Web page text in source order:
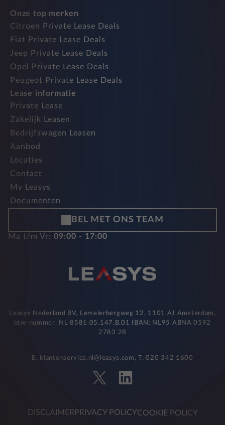
Onze top merken
Citroen Private Lease Deals
Fiat Private Lease Deals
Jeep Private Lease Deals
Opel Private Lease Deals
Peugeot Private Lease Deals
Lease informatie
Private Lease
Zakelijk Leasen
Bedrijfswagen Leasen
Aanbod
Locaties
Contact
My Leasys
Documenten
BEL MET ONS TEAM
Ma t/m Vr: 09:00 - 17:00
Leasys Nederland BV, Lemelerbergweg 12, 1101 AJ Amsterdam,
btw-nummer: NL 8581.05.147.B.01 IBAN: NL95 ABNA 0592
2783 28
E: klantenservice.nl@leasys.com, T: 020 342 1600
DISCLAIMER PRIVACY POLICYCOOKIE POLICY